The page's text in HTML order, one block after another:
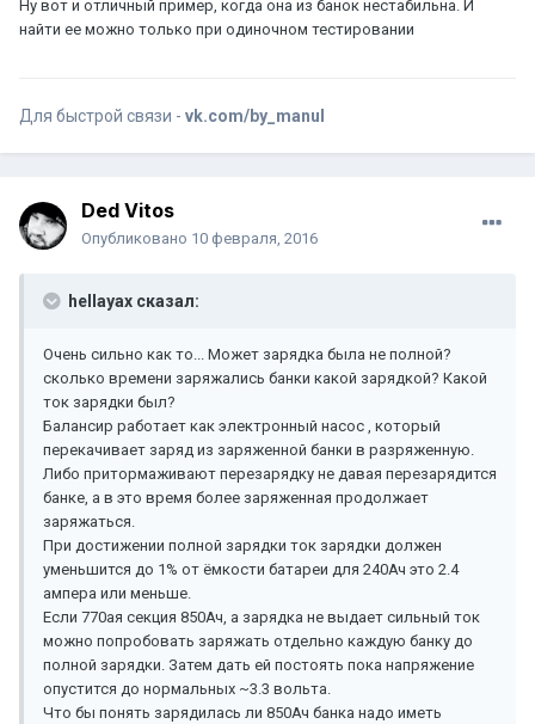
Ну вот и отличный пример, когда она из банок нестабильна. И
найти ее можно только при одиночном тестировании
Для быстрой связи - vk.com/by_manul
Ded Vitos
Опубликовано 10 февраля, 2016
hellayax сказал:
Очень сильно как то... Может зарядка была не полной?
сколько времени заряжались банки какой зарядкой? Какой
ток зарядки был?
Балансир работает как электронный насос , который
перекачивает заряд из заряженной банки в разряженную.
Либо притормаживают перезарядку не давая перезарядится
банке, а в это время более заряженная продолжает
заряжаться.
При достижении полной зарядки ток зарядки должен
уменьшится до 1% от ёмкости батареи для 240Ач это 2.4
ампера или меньше.
Если 770ая секция 850Ач, а зарядка не выдает сильный ток
можно попробовать заряжать отдельно каждую банку до
полной зарядки. Затем дать ей постоять пока напряжение
опустится до нормальных ~3.3 вольта.
Что бы понять зарядилась ли 850Ач банка надо иметь